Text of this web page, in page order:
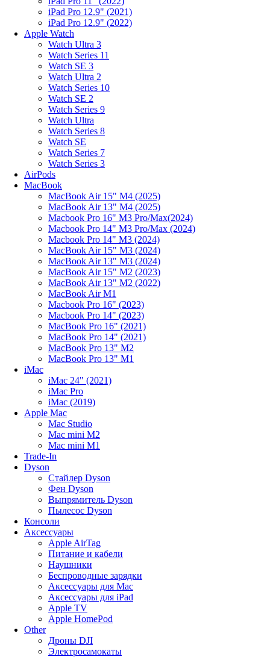
iPad Pro 12.9" (2021)
iPad Pro 12.9" (2022)
Apple Watch
Watch Ultra 3
Watch Series 11
Watch SE 3
Watch Ultra 2
Watch Series 10
Watch SE 2
Watch Series 9
Watch Ultra
Watch Series 8
Watch SE
Watch Series 7
Watch Series 3
AirPods
MacBook
MacBook Air 15" M4 (2025)
MacBook Air 13" M4 (2025)
Macbook Pro 16" M3 Pro/Max(2024)
Macbook Pro 14" M3 Pro/Max (2024)
Macbook Pro 14" M3 (2024)
MacBook Air 15" M3 (2024)
MacBook Air 13" M3 (2024)
MacBook Air 15" M2 (2023)
MacBook Air 13" M2 (2022)
MacBook Air M1
Macbook Pro 16" (2023)
Macbook Pro 14" (2023)
MacBook Pro 16" (2021)
MacBook Pro 14" (2021)
MacBook Pro 13" M2
MacBook Pro 13" M1
iMac
iMac 24" (2021)
iMac Pro
iMac (2019)
Apple Mac
Mac Studio
Mac mini M2
Mac mini M1
Trade-In
Dyson
Стайлер Dyson
Фен Dyson
Выпрямитель Dyson
Пылесос Dyson
Консоли
Аксессуары
Apple AirTag
Питание и кабели
Наушники
Беспроводные зарядки
Аксессуары для Mac
Аксессуары для iPad
Apple TV
Apple HomePod
Other
Дроны DJI
Электросамокаты